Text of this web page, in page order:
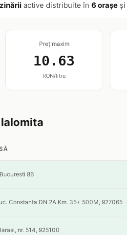
active distribuite în 6 orașe
Preț maxim
10.63
RON/litru
86
Constanta DN 2A Km. 35+ 500M, 927065
nr. 514, 925100